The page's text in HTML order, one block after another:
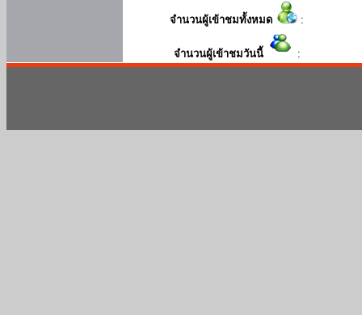
จำนวนผู้เข้าชมทั้งหมด :
จำนวนผู้เข้าชมวันนี้ :